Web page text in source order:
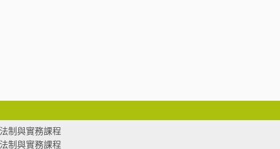
制與實務課程
制與實務課程